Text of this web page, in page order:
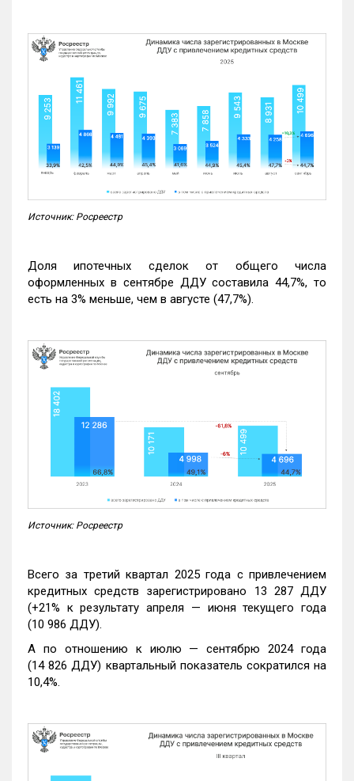
Источник: Росреестр
Доля ипотечных сделок от общего числа
оформленных в сентябре ДДУ составила 44,7%, то
есть на 3% меньше, чем в августе (47,7%).
Источник: Росреестр
Всего за третий квартал 2025 года с привлечением
кредитных средств зарегистрировано 13 287 ДДУ
(+21% к результату апреля — июня текущего года
(10 986 ДДУ).
А по отношению к июлю — сентябрю 2024 года
(14 826 ДДУ) квартальный показатель сократился на
10,4%.